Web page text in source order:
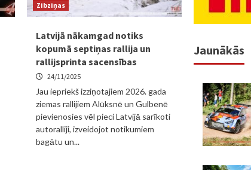
Zibziņas
Latvijā nākamgad notiks
kopumā septiņas rallija un
rallijsprinta sacensības
24/11/2025
Jau iepriekš izziņotajiem 2026. gada
ziemas rallijiem Alūksnē un Gulbenē
pievienosies vēl pieci Latvijā sarīkoti
autoralliji, izveidojot notikumiem
bagātu un...
Jaunākās